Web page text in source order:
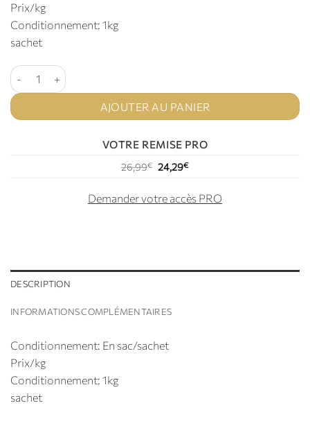
Prix/kg
Conditionnement: 1kg
sachet
quantité de Mascarpone 30 ( En Poudre) (1kg)
AJOUTER AU PANIER
VOTRE REMISE PRO
26,99€ 24,29€
Demander votre accès PRO
DESCRIPTION
INFORMATIONS COMPLÉMENTAIRES
Conditionnement: En sac/sachet
Prix/kg
Conditionnement: 1kg
sachet